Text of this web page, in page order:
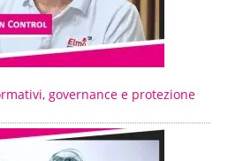
governance e protezione